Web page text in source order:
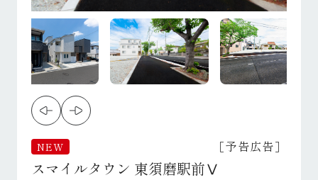
NEW ［予告広告］
スマイルタウン 東須磨駅前Ⅴ